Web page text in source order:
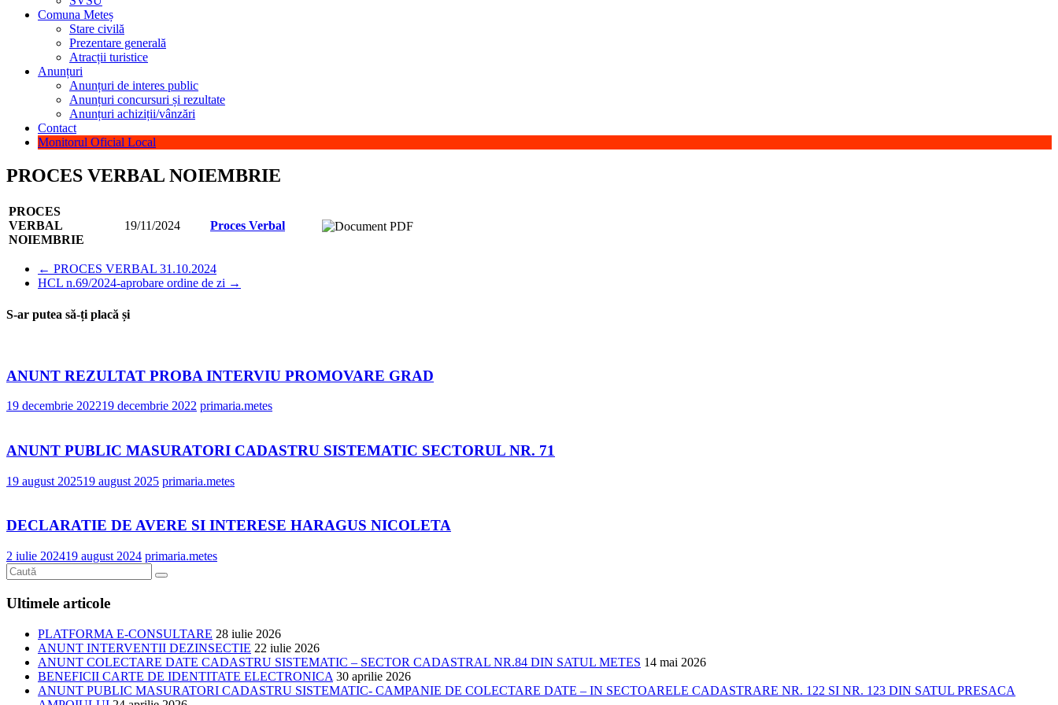
Comuna Meteș
Stare civilă
Prezentare generală
Atracții turistice
Anunțuri
Anunțuri de interes public
Anunțuri concursuri și rezultate
Anunțuri achiziții/vânzări
Contact
Monitorul Oficial Local
PROCES VERBAL NOIEMBRIE
PROCES
VERBAL
NOIEMBRIE
19/11/2024 Proces Verbal
← PROCES VERBAL 31.10.2024
HCL n.69/2024-aprobare ordine de zi →
S-ar putea să-ți placă și
ANUNT REZULTAT PROBA INTERVIU PROMOVARE GRAD
19 decembrie 202219 decembrie 2022 primaria.metes
ANUNT PUBLIC MASURATORI CADASTRU SISTEMATIC SECTORUL NR. 71
19 august 202519 august 2025 primaria.metes
DECLARATIE DE AVERE SI INTERESE HARAGUS NICOLETA
2 iulie 202419 august 2024 primaria.metes
Ultimele articole
PLATFORMA E-CONSULTARE 28 iulie 2026
ANUNT INTERVENTII DEZINSECTIE 22 iulie 2026
ANUNT COLECTARE DATE CADASTRU SISTEMATIC – SECTOR CADASTRAL NR.84 DIN SATUL METES 14 mai 2026
BENEFICII CARTE DE IDENTITATE ELECTRONICA 30 aprilie 2026
ANUNT PUBLIC MASURATORI CADASTRU SISTEMATIC- CAMPANIE DE COLECTARE DATE – IN SECTOARELE CADASTRARE NR. 122 SI NR. 123 DIN SATUL PRESACA